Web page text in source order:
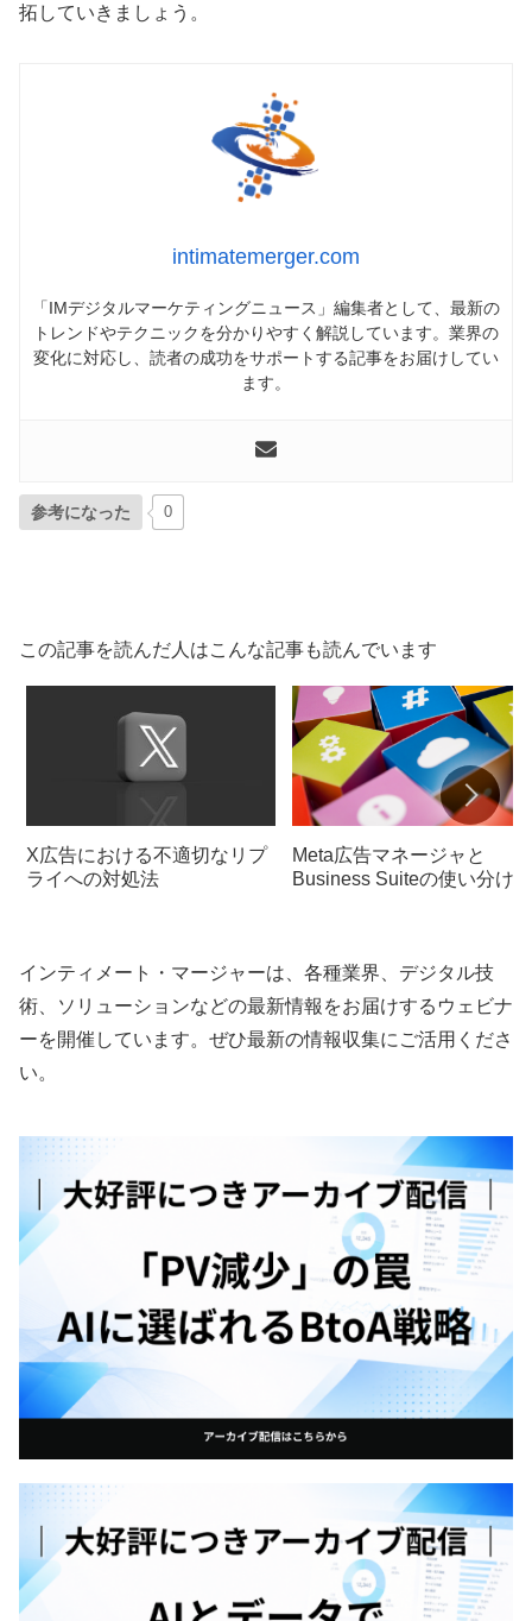
拓していきましょう。
intimatemerger.com
「IMデジタルマーケティングニュース」編集者として、最新の
トレンドやテクニックを分かりやすく解説しています。業界の
変化に対応し、読者の成功をサポートする記事をお届けしてい
ます。
参考になった 0
この記事を読んだ人はこんな記事も読んでいます
X広告における不適切なリプ
ライへの対処法
Meta広告マネージャと
Business Suiteの使い分け術
インティメート・マージャーは、各種業界、デジタル技
術、ソリューションなどの最新情報をお届けするウェビナ
ーを開催しています。ぜひ最新の情報収集にご活用くださ
い。